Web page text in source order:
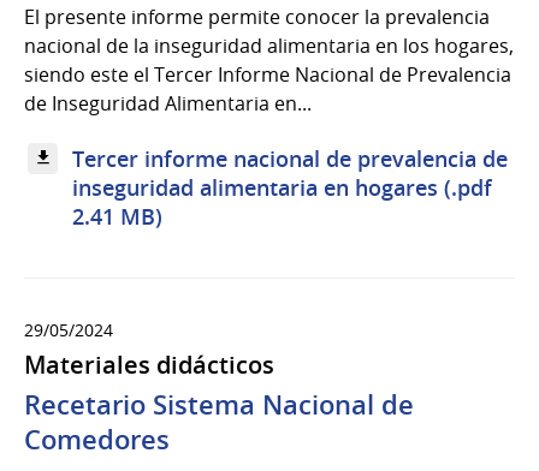
El presente informe permite conocer la prevalencia
nacional de la inseguridad alimentaria en los hogares,
siendo este el Tercer Informe Nacional de Prevalencia
de Inseguridad Alimentaria en...
Tercer informe nacional de prevalencia de
inseguridad alimentaria en hogares (.pdf
2.41 MB)
29/05/2024
Materiales didácticos
Recetario Sistema Nacional de
Comedores